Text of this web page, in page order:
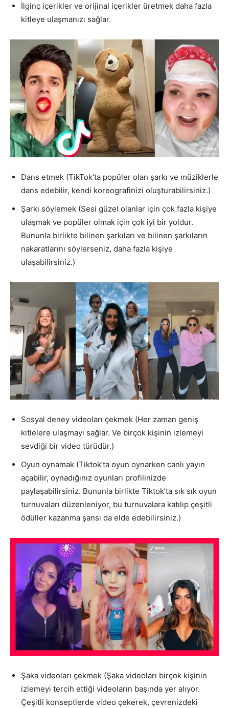
İlginç içerikler ve orijinal içerikler üretmek daha fazla
kitleye ulaşmanızı sağlar.
Dans etmek (TikTok’ta popüler olan şarkı ve müziklerle
dans edebilir, kendi koreografinizi oluşturabilirsiniz.)
Şarkı söylemek (Sesi güzel olanlar için çok fazla kişiye
ulaşmak ve popüler olmak için çok iyi bir yoldur.
Bununla birlikte bilinen şarkıları ve bilinen şarkıların
nakaratlarını söylerseniz, daha fazla kişiye
ulaşabilirsiniz.)
Sosyal deney videoları çekmek (Her zaman geniş
kitlelere ulaşmayı sağlar. Ve birçok kişinin izlemeyi
sevdiği bir video türüdür.)
Oyun oynamak (Tiktok’ta oyun oynarken canlı yayın
açabilir, oynadığınız oyunları profilinizde
paylaşabilirsiniz. Bununla birlikte Tiktok’ta sık sık oyun
turnuvaları düzenleniyor, bu turnuvalara katılıp çeşitli
ödüller kazanma şansı da elde edebilirsiniz.)
Şaka videoları çekmek (Şaka videoları birçok kişinin
izlemeyi tercih ettiği videoların başında yer alıyor.
Çeşitli konseptlerde video çekerek, çevrenizdeki